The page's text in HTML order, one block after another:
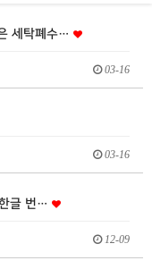
세탁폐수…
03-16
03-16
글 번…
12-09